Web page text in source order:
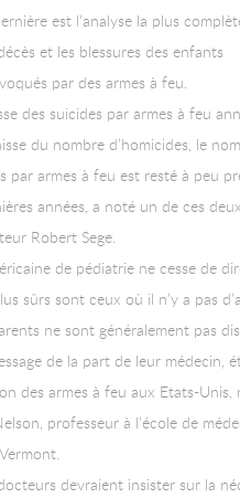
est l’analyse la plus
et les blessures des enfants
par des armes à feu.
des suicides par armes à feu
du nombre d’homicides, le
par armes à feu est resté à peu
années, a noté un de ces deux
Robert Sege.
de pédiatrie ne cesse de
sûrs sont ceux où il n’y a pas
ne sont généralement pas
de la part de leur médecin,
des armes à feu aux Etats-Unis,
professeur à l’école de
devraient insister sur la